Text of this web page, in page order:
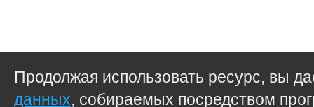
Продолжая использовать ресурс, вы
данных, собираемых посредством